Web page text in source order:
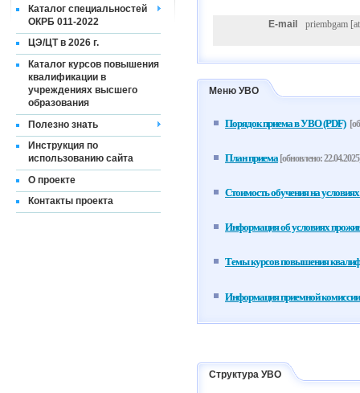
Каталог специальностей
ОКРБ 011-2022
ЦЭ/ЦТ в 2026 г.
Каталог курсов повышения
квалификации в
учреждениях высшего
образования
Полезно знать
Инструкция по
использованию сайта
О проекте
Контакты проекта
E-mail priembgam
Меню УВО
Порядок приема в УВО (PDF)
План приема[обновлено:
Стоимость обучения на
Информация об условиях
Темы курсов повышения
Информация приемной комиссии
Структура УВО